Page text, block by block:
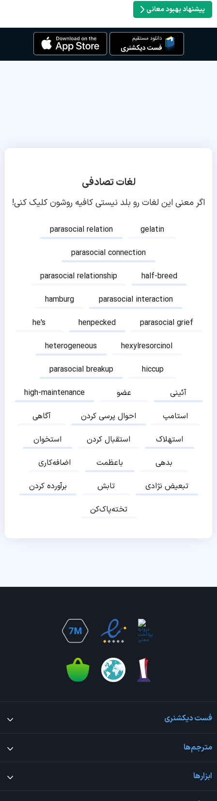
پیشنهاد بهبود معانی
لغات تصادفی
اگر معنی این لغات رو بلد نیستی کافیه روشون کلیک کنی!
parasocial relation
gelatin
parasocial connection
parasocial relationship
half-breed
hamburg
parasocial interaction
he's
henpecked
parasocial grief
heterogeneous
hexylresorcinol
parasocial breakup
hiccup
high-maintenance
عضو
آئینی
آگاهی
احوال پرسی کردن
استامپ
استخوان
استقبال کردن
استهلاک
اضافه‌کاری
باعظمت
بدهی
برآورده کردن
تابش
تبعیض نژادی
تخته‌پاک‌کن
فست دیکشنری
مترجم‌ها
ابزارها